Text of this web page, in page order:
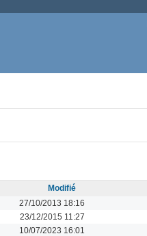
Modifié
27/10/2013 18:16
23/12/2015 11:27
10/07/2023 16:01